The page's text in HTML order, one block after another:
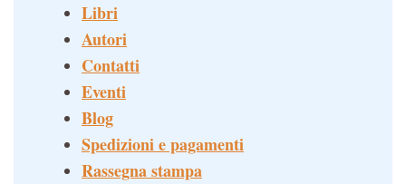
Libri
Autori
Contatti
Eventi
Blog
Spedizioni e pagamenti
Rassegna stampa